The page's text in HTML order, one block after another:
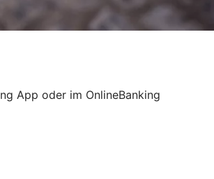
App oder im OnlineBanking